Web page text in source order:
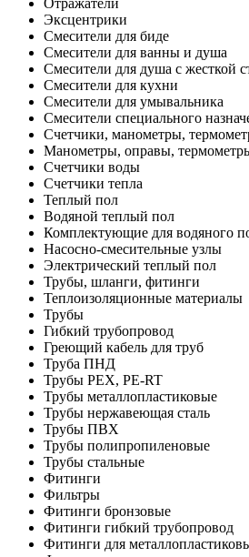
Отражатели
Эксцентрики
Смесители для биде
Смесители для ванны и душа
Смесители для душа с жесткой
Смесители для кухни
Смесители для умывальника
Смесители специального
Счетчики, манометры,
Манометры, оправы,
Счетчики воды
Счетчики тепла
Теплый пол
Водяной теплый пол
Комплектующие для водяного
Насосно-смесительные узлы
Электрический теплый пол
Трубы, шланги, фитинги
Теплоизоляционные материалы
Трубы
Гибкий трубопровод
Греющий кабель для труб
Труба ПНД
Трубы PEX, PE-RT
Трубы металлопластиковые
Трубы нержавеющая сталь
Трубы ПВХ
Трубы полипропиленовые
Трубы стальные
Фитинги
Фильтры
Фитинги бронзовые
Фитинги гибкий трубопровод
Фитинги для